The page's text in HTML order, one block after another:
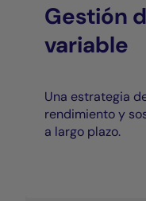
Gestión
variable
Una estrategia
rendimiento y
a largo plazo.